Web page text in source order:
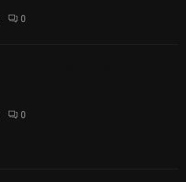
0
0